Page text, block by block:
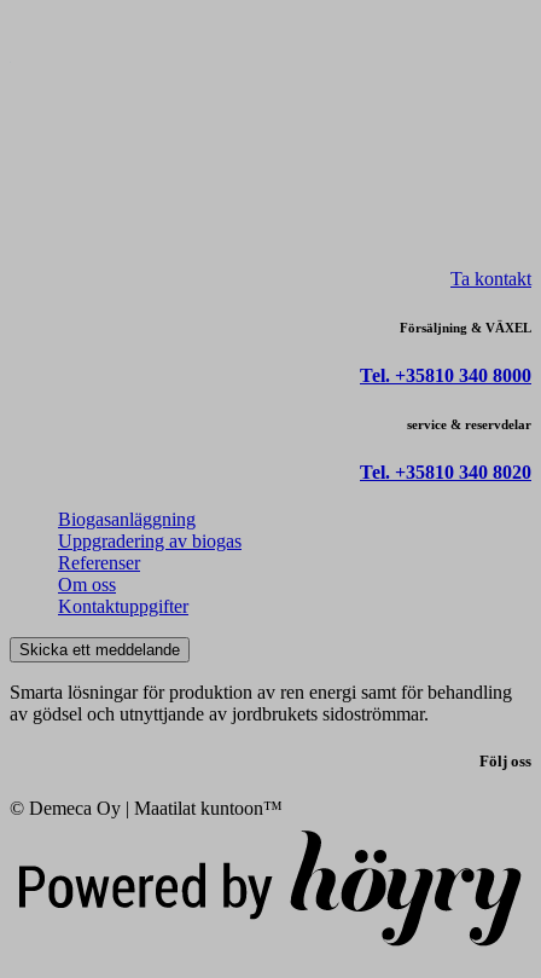
Ta kontakt
Försäljning & VÄXEL
Tel. +35810 340 8000
service & reservdelar
Tel. +35810 340 8020
Biogasanläggning
Uppgradering av biogas
Referenser
Om oss
Kontaktuppgifter
Skicka ett meddelande
Smarta lösningar för produktion av ren energi samt för behandling
av gödsel och utnyttjande av jordbrukets sidoströmmar.
Följ oss
© Demeca Oy | Maatilat kuntoon™